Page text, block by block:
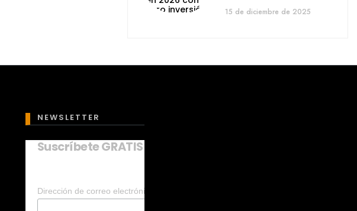
15 de diciembre de 2025
NEWSLETTER
Suscríbete GRATIS a nuestro NEWSLETTER
Dirección de correo electrónico